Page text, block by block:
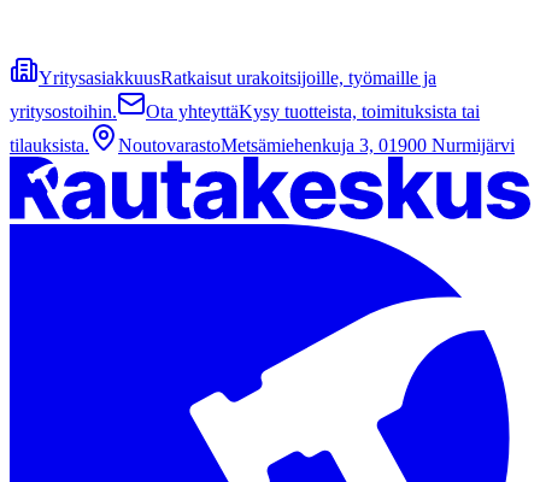
YritysasiakkuusRatkaisut urakoitsijoille, työmaille ja
yritysostoihin.
Ota yhteyttäKysy tuotteista, toimituksista tai
tilauksista.
NoutovarastoMetsämiehenkuja 3, 01900 Nurmijärvi